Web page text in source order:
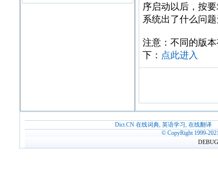
序启动以后，按
系统出了什么问
注意：不同的版
下： 点此进入
Dict.CN 在线词典, 英语学习, 在线翻译
© CopyRight 1999-